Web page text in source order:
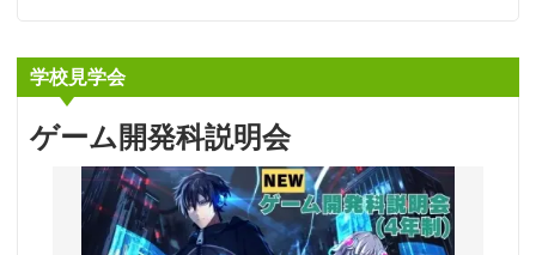
学校見学会
ゲーム開発科説明会